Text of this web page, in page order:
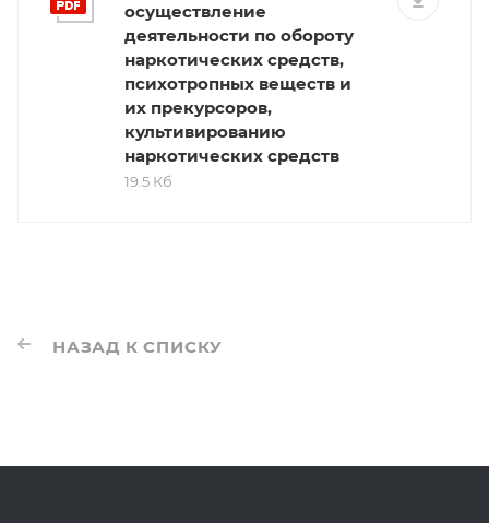
осуществление
деятельности по обороту
наркотических средств,
психотропных веществ и
их прекурсоров,
культивированию
наркотических средств
19.5 Кб
НАЗАД К СПИСКУ